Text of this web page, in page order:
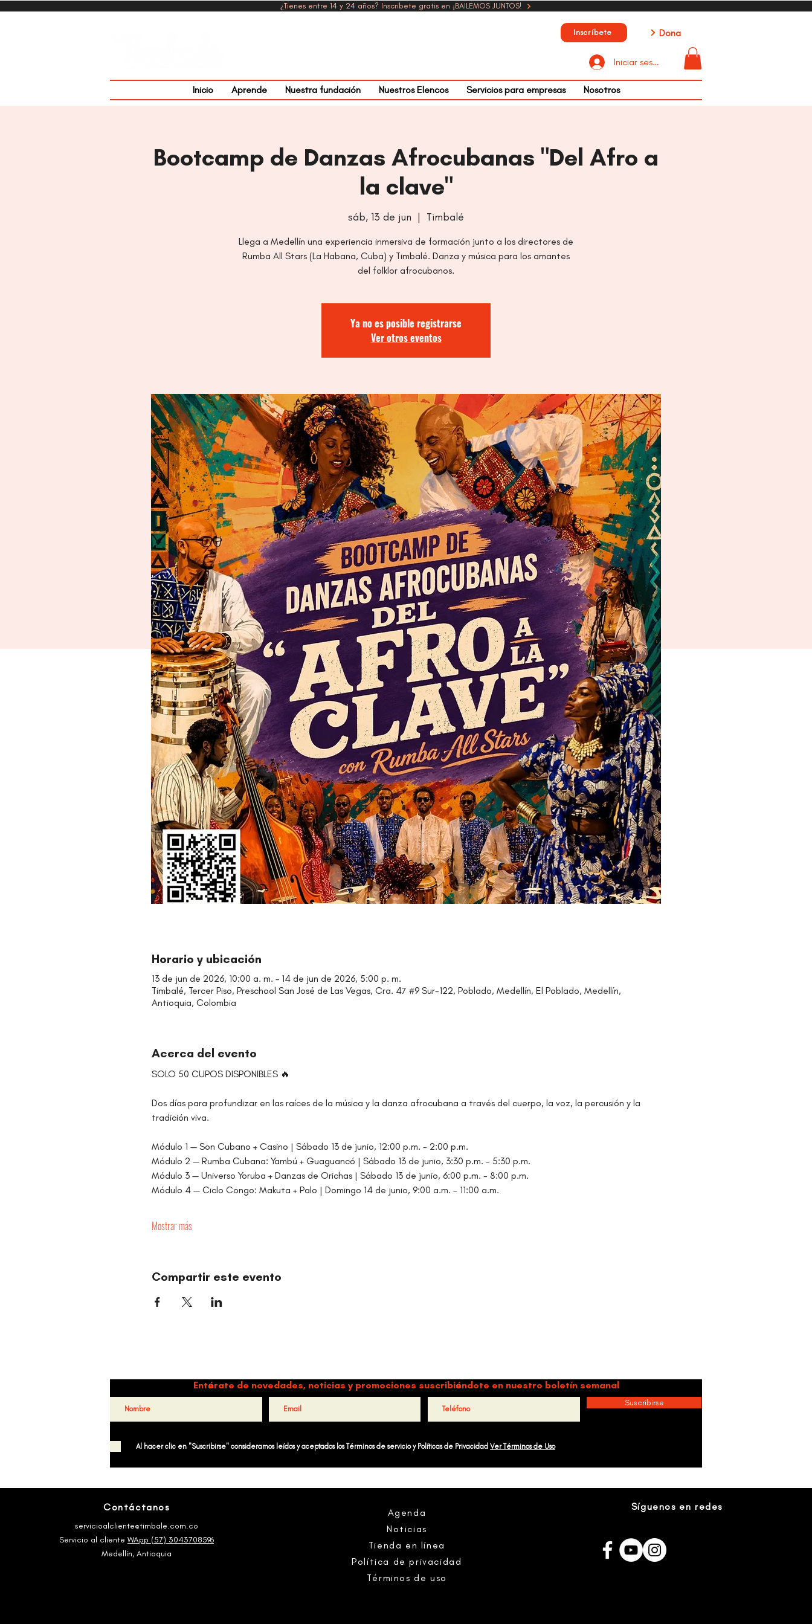
¿Tienes entre 14 y 24 años? Inscribete gratis en ¡BAILEMOS JUNTOS!
Inscríbete Dona
Iniciar sesión
Inicio Aprende Nuestra fundación Nuestros Elencos Servicios para empresas Nosotros
Bootcamp de Danzas Afrocubanas "Del Afro a
la clave"
sáb, 13 de jun
  |
Timbalé
Llega a Medellín una experiencia inmersiva de formación junto a los directores de
Rumba All Stars (La Habana, Cuba) y Timbalé. Danza y música para los amantes
del folklor afrocubanos.
Ya no es posible registrarse
Ver otros eventos
Horario y ubicación
13 de jun de 2026, 10:00 a. m. – 14 de jun de 2026, 5:00 p. m.
Timbalé, Tercer Piso, Preschool San José de Las Vegas, Cra. 47 #9 Sur-122, Poblado, Medellín, El Poblado, Medellín,
Antioquia, Colombia
Acerca del evento
SOLO 50 CUPOS DISPONIBLES 🔥
Dos días para profundizar en las raíces de la música y la danza afrocubana a través del cuerpo, la voz, la percusión y la
tradición viva.
Módulo 1 — Son Cubano + Casino | Sábado 13 de junio, 12:00 p.m. - 2:00 p.m.
Módulo 2 — Rumba Cubana: Yambú + Guaguancó | Sábado 13 de junio, 3:30 p.m. - 5:30 p.m.
Módulo 3 — Universo Yoruba + Danzas de Orichas | Sábado 13 de junio, 6:00 p.m. - 8:00 p.m.
Módulo 4 — Ciclo Congo: Makuta + Palo | Domingo 14 de junio, 9:00 a.m. - 11:00 a.m.
Mostrar más
Compartir este evento
Entérate de novedades, noticias y promociones suscribiéndote en nuestro boletín semanal
Suscribirse
Al hacer clic en "Suscribirse" consideramos leídos y aceptados los Términos de servicio y Políticas de Privacidad Ver Términos de Uso
Contáctanos
servicioalcliente@timbale.com.co
Servicio al cliente WApp (57) 3043708596
Medellín, Antioquia
Agenda
Noticias
Tienda en línea
Política de privacidad
Términos de uso
Síguenos en redes